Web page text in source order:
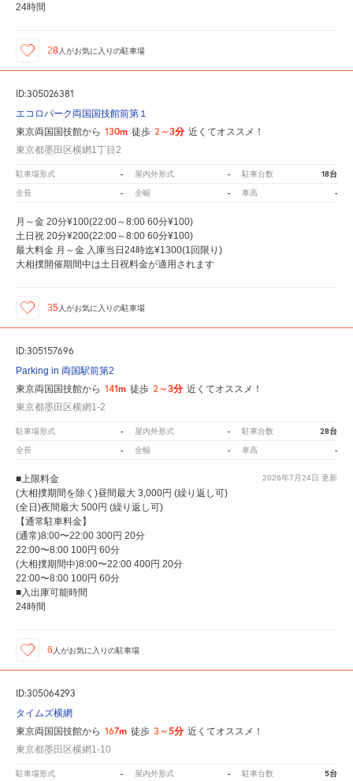
24時間
28 人がお気に入りの駐車場
ID:305026381
エコロパーク両国国技館前第１
東京両国国技館から 130m 徒歩 2～3分 近くてオススメ！
東京都墨田区横網1丁目2
駐車場形式 - 屋内外形式 - 駐車台数 18台
全長 - 全幅 - 車高 -
月～金 20分¥100(22:00～8:00 60分¥100)
土日祝 20分¥200(22:00～8:00 60分¥100)
最大料金 月～金 入庫当日24時迄¥1300(1回限り)
大相撲開催期間中は土日祝料金が適用されます
35 人がお気に入りの駐車場
ID:305157696
Parking in 両国駅前第2
東京両国国技館から 141m 徒歩 2～3分 近くてオススメ！
東京都墨田区横網1-2
駐車場形式 - 屋内外形式 - 駐車台数 28台
全長 - 全幅 - 車高 -
2026年7月24日 更新
■上限料金
(大相撲期間を除く)昼間最大 3,000円 (繰り返し可)
(全日)夜間最大 500円 (繰り返し可)
【通常駐車料金】
(通常)8:00〜22:00 300円 20分
22:00〜8:00 100円 60分
(大相撲期間中)8:00〜22:00 400円 20分
22:00〜8:00 100円 60分
■入出庫可能時間
24時間
6 人がお気に入りの駐車場
ID:305064293
タイムズ横網
東京両国国技館から 167m 徒歩 3～5分 近くてオススメ！
東京都墨田区横網1-10
駐車場形式 - 屋内外形式 - 駐車台数 5台